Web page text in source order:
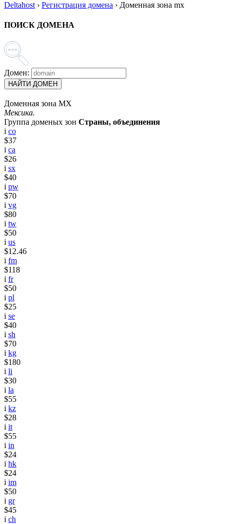
Deltahost › Регистрация домена › Доменная зона mx
ПОИСК ДОМЕНА
Домен:
НАЙТИ ДОМЕН
Доменная зона MX
Мексика.
Группа доменых зон Страны, объединения
i co
$37
i ca
$26
i sx
$40
i pw
$70
i vg
$80
i tw
$50
i us
$12.46
i fm
$118
i fr
$50
i pl
$25
i se
$40
i sh
$70
i kg
$180
i li
$30
i la
$55
i kz
$28
i it
$55
i in
$24
i hk
$24
i im
$50
i gr
$45
i ch